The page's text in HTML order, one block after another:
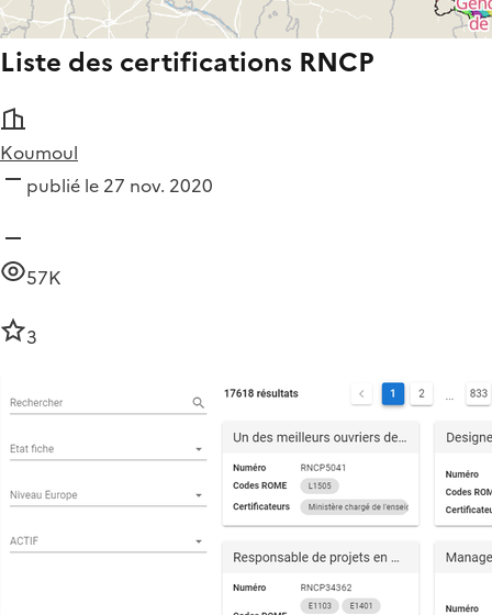
Liste des certifications RNCP
Koumoul
publié le 27 nov. 2020
57K
3